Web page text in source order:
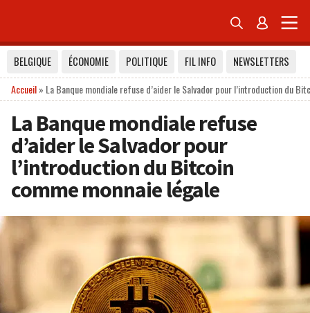
 
BELGIQUE ÉCONOMIE POLITIQUE FIL INFO
NEWSLETTERS
Accueil» La Banque mondiale refuse d’aider le Salvador pour l’introduction du
La Banque mondiale refuse
d’aider le Salvador pour
l’introduction du Bitcoin
comme monnaie légale